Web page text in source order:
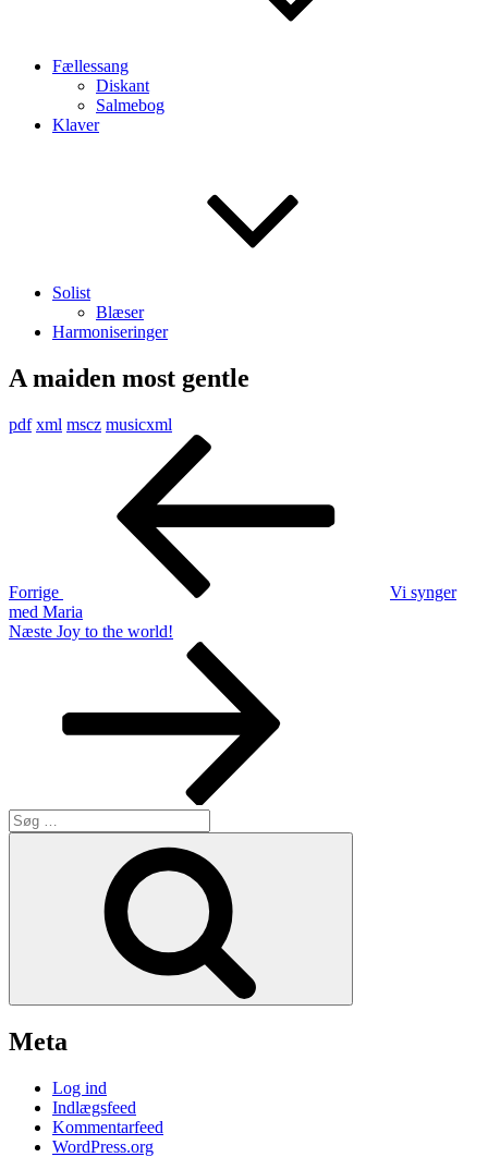
Fællessang
Diskant
Salmebog
Klaver
Solist
Blæser
Harmoniseringer
A maiden most gentle
pdf xml mscz musicxml
Indlægsnavigation
Forrige
Vi synger
med Maria
Næste
Næste Joy to the world!
Søg
efter:
Meta
Log ind
Indlægsfeed
Kommentarfeed
WordPress.org